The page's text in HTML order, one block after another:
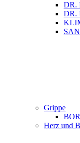
DR.
DR.
Grippe
Herz und